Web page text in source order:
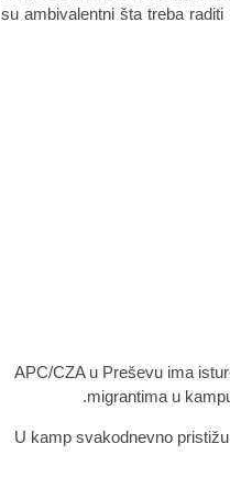
su ambivalentni šta treba
APC/CZA u Preševu ima
migrantima u
U kamp svakodnevno